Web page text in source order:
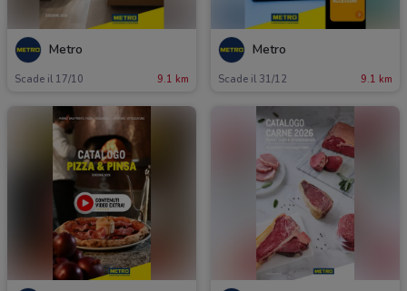
Metro
Scade il 17/10 9.1 km
Metro
Scade il 31/12 9.1 km